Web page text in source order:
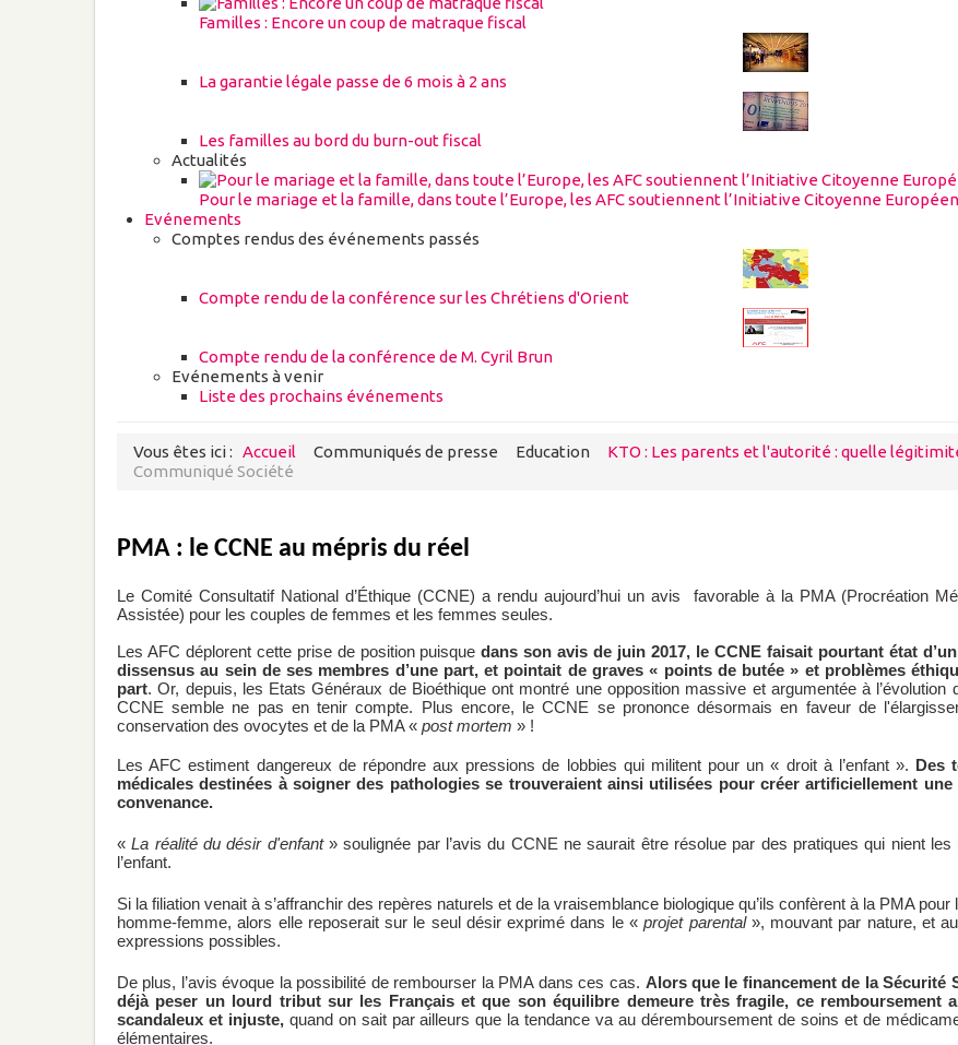
Familles : Encore un coup de matraque fiscal
La garantie légale passe de 6 mois à 2 ans
Les familles au bord du burn-out fiscal
Actualités
Pour le mariage et la famille, dans toute l’Europe, les AFC soutiennent l’Initiative Citoyenne
Evénements
Comptes rendus des événements passés
Compte rendu de la conférence sur les Chrétiens d'Orient
Compte rendu de la conférence de M. Cyril Brun
Evénements à venir
Liste des prochains événements
Vous êtes ici : Accueil Communiqués de presse Education KTO : Les parents et l'autorité : quelle
Communiqué Société
PMA : le CCNE au mépris du réel
Le Comité Consultatif National d’Éthique (CCNE) a rendu aujourd’hui un avis favorable à la PMA (Procréation
Assistée) pour les couples de femmes et les femmes seules.
Les AFC déplorent cette prise de position puisquedans son avis de juin 2017, le CCNE faisait pourtant état
dissensus au sein de ses membres d’une part, et pointait de graves « points de butée » et problèmes
part. Or, depuis, les Etats Généraux de Bioéthique ont montré une opposition massive et argumentée à l’évolution
CCNE semble ne pas en tenir compte. Plus encore, le CCNE se prononce désormais en faveur de
conservation des ovocytes et de la PMA « post mortem » !
Les AFC estiment dangereux de répondre aux pressions de lobbies qui militent pour un « droit à l’enfant ». Des
médicales destinées à soigner des pathologies se trouveraient ainsi utilisées pour créer artificiellement
convenance.
«La réalité du désir d'enfant» soulignée par l’avis du CCNE ne saurait être résolue par des pratiques qui nient les
l’enfant.
Si la filiation venait à s’affranchir des repères naturels et de la vraisemblance biologique qu’ils confèrent à la PMA pour
homme-femme, alors elle reposerait sur le seul désir exprimé dans le «projet parental», mouvant par nature, et
expressions possibles.
De plus, l’avis évoque la possibilité de rembourser la PMA dans ces cas. Alors que le financement de la Sécurité
déjà peser un lourd tribut sur les Français et que son équilibre demeure très fragile, ce remboursement
scandaleux et injuste, quand on sait par ailleurs que la tendance va au déremboursement de soins et de
élémentaires.